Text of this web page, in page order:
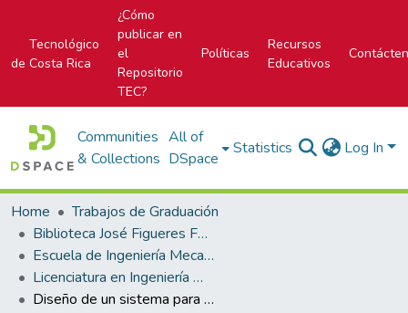
Tecnológico
de Costa Rica
¿Cómo
publicar en
el
Repositorio
TEC?
Políticas
Recursos
Educativos
Communities
& Collections
All of
DSpace
Statistics Log In
Home
Trabajos de Graduación
Biblioteca José Figueres Ferrer
Escuela de Ingeniería Mecatrónica (antes era Área Académica de Ingeniería Mecatrónica)
Licenciatura en Ingeniería Mecatrónica
Diseño de un sistema para la detección automática de anomalías en PCBs de la empresa Gener8